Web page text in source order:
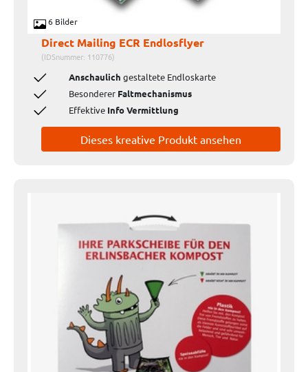
6 Bilder
Direct Mailing ECR Endlosflyer
(IDSnummer: 110776)
Anschaulich gestaltete Endloskarte
Besonderer Faltmechanismus
Effektive Info Vermittlung
Dieses kreative Produkt ansehen